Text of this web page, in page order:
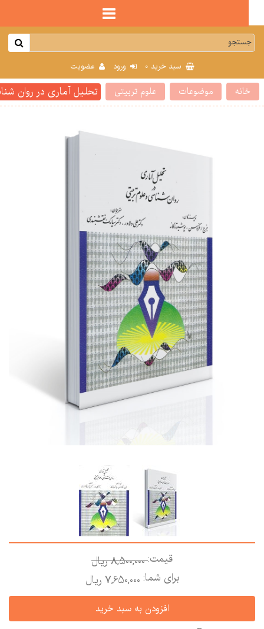
سبد خرید0 ورود عضویت
موضوعات علوم تربیتی تحلیل آماری در روان
قیمت:8,500,000 ريال
برای شما:7,650,000 ريال